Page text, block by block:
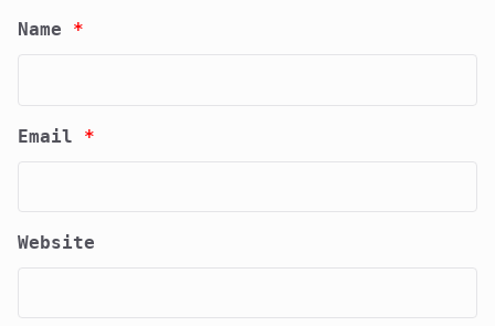
Name *
Email *
Website